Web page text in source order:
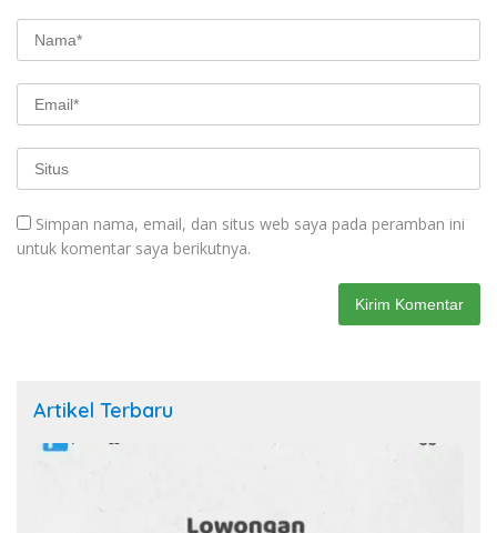
Simpan nama, email, dan situs web saya pada peramban ini
untuk komentar saya berikutnya.
Artikel Terbaru